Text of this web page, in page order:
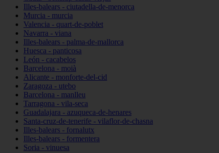
Illes-balears - ciutadella-de-menorca
Murcia - murcia
Valencia - quart-de-poblet
Navarra - viana
Illes-balears - palma-de-mallorca
Huesca - panticosa
León - cacabelos
Barcelona - moià
Alicante - monforte-del-cid
Zaragoza - utebo
Barcelona - manlleu
Tarragona - vila-seca
Guadalajara - azuqueca-de-henares
Santa-cruz-de-tenerife - vilaflor-de-chasna
Illes-balears - fornalutx
Illes-balears - formentera
Soria - vinuesa